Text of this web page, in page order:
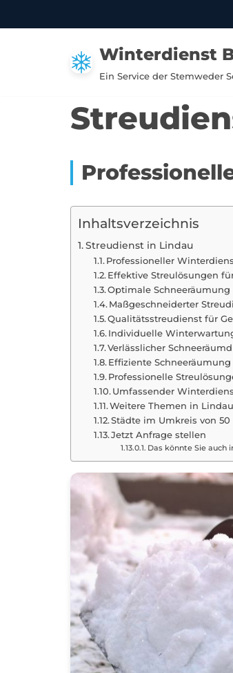
Winterdienst
Ein Service der Stemweder
Inhaltsverzeichnis
Streudienst in Lindau
Professioneller
Effektive Streulösungen
Optimale
Maßgeschneiderter
Qualitätsstreudienst für
Individuelle
Verlässlicher
Effiziente
Professionelle
Umfassender
Weitere Themen in Lindau
Städte im Umkreis von 50
Jetzt Anfrage stellen
Das könnte Sie auch